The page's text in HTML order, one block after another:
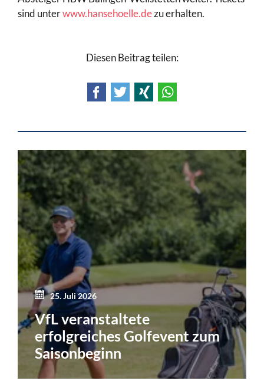
sind unterwww.hansehoelle.dezu erhalten.
Diesen Beitrag teilen:
FacebookTwitterXing
25. Juli 2026
VfL veranstaltete
erfolgreiches Golfevent zum
Saisonbeginn